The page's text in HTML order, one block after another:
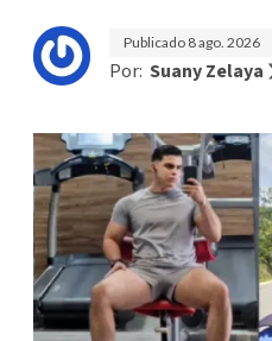
Publicado 8 ago. 2026
Por: Suany Zelaya